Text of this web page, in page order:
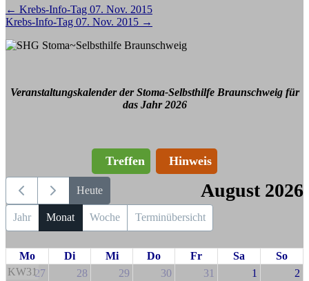
Beitragsnavigation
← Krebs-Info-Tag 07. Nov. 2015
Krebs-Info-Tag 07. Nov. 2015 →
Veranstaltungskalender der Stoma-Selbsthilfe Braunschweig für
das Jahr 2026
Treffen Hinweis
Heute August 2026
Jahr Monat Woche Terminübersicht
Mo Di Mi Do Fr Sa
So
KW3127 28 29 30 31 1 2